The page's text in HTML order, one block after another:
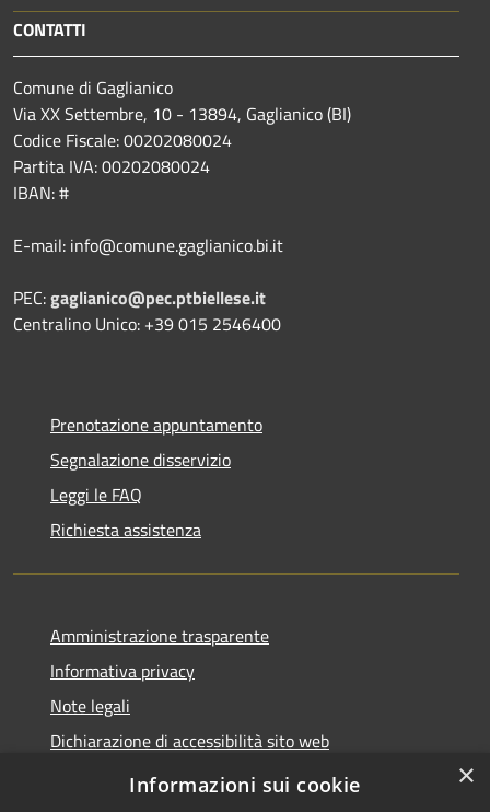
CONTATTI
Comune di Gaglianico
Via XX Settembre, 10 - 13894, Gaglianico (BI)
Codice Fiscale: 00202080024
Partita IVA: 00202080024
IBAN: #
E-mail: info@comune.gaglianico.bi.it
PEC:gaglianico@pec.ptbiellese.it
Centralino Unico: +39 015 2546400
Prenotazione appuntamento
Segnalazione disservizio
Leggi le FAQ
Richiesta assistenza
Amministrazione trasparente
Informativa privacy
Note legali
Dichiarazione di accessibilità sito web
WhistleblowingPA
×
Informazioni sui cookie